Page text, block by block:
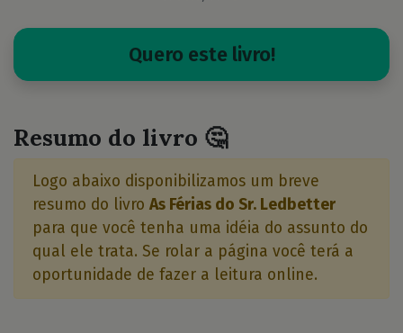
Quero este livro!
Resumo do livro 🤔
Logo abaixo disponibilizamos um breve
resumo do livro As Férias do Sr. Ledbetter
para que você tenha uma idéia do assunto do
qual ele trata. Se rolar a página você terá a
oportunidade de fazer a leitura online.